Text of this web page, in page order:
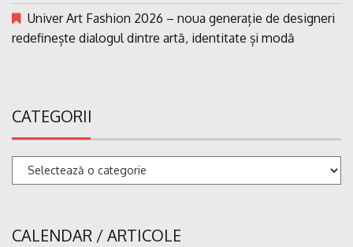
Univer Art Fashion 2026 – noua generație de designeri
redefinește dialogul dintre artă, identitate și modă
CATEGORII
Categorii
CALENDAR / ARTICOLE